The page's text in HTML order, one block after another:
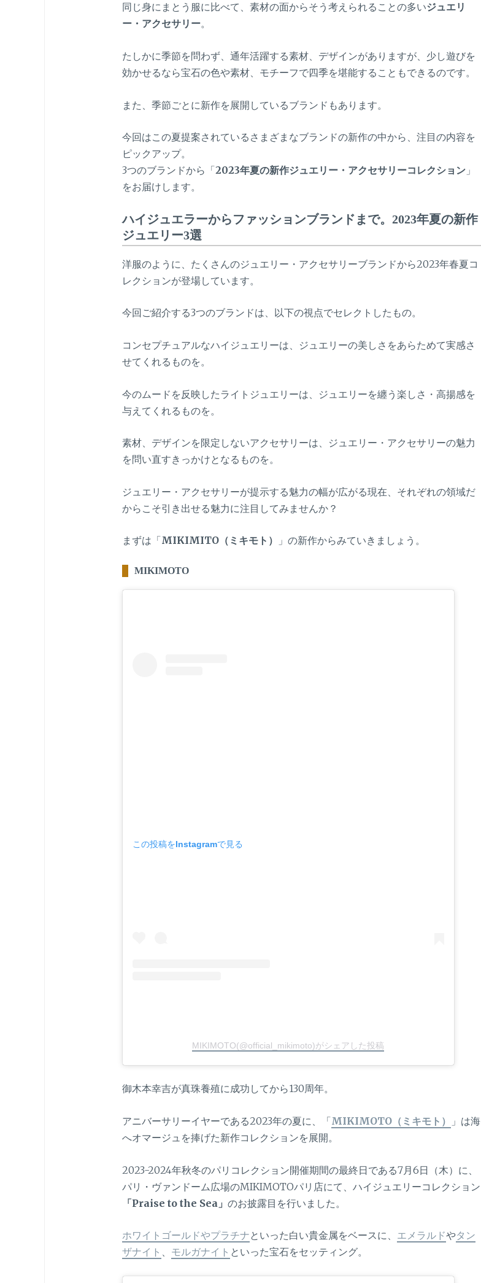
同じ身にまとう服に比べて、素材の面からそう考えられることの多いジュエリ
ー・アクセサリー。
たしかに季節を問わず、通年活躍する素材、デザインがありますが、少し遊びを
効かせるなら宝石の色や素材、モチーフで四季を堪能することもできるのです。
また、季節ごとに新作を展開しているブランドもあります。
今回はこの夏提案されているさまざまなブランドの新作の中から、注目の内容を
ピックアップ。
3つのブランドから「2023年夏の新作ジュエリー・アクセサリーコレクション」
をお届けします。
ハイジュエラーからファッションブランドまで。2023年夏の新作
ジュエリー3選
洋服のように、たくさんのジュエリー・アクセサリーブランドから2023年春夏コ
レクションが登場しています。
今回ご紹介する3つのブランドは、以下の視点でセレクトしたもの。
コンセプチュアルなハイジュエリーは、ジュエリーの美しさをあらためて実感さ
せてくれるものを。
今のムードを反映したライトジュエリーは、ジュエリーを纏う楽しさ・高揚感を
与えてくれるものを。
素材、デザインを限定しないアクセサリーは、ジュエリー・アクセサリーの魅力
を問い直すきっかけとなるものを。
ジュエリー・アクセサリーが提示する魅力の幅が広がる現在、それぞれの領域だ
からこそ引き出せる魅力に注目してみませんか？
まずは「MIKIMITO（ミキモト） 」の新作からみていきましょう。
MIKIMOTO
この投稿をInstagramで見る
MIKIMOTO(@official_mikimoto)がシェアした投稿
御木本幸吉が真珠養殖に成功してから130周年。
アニバーサリーイヤーである2023年の夏に、「MIKIMOTO（ミキモト）
」は海
へオマージュを捧げた新作コレクションを展開。
2023-2024年秋冬のパリコレクション開催期間の最終日である7月6日（木）に、
パリ・ヴァンドーム広場のMIKIMOTOパリ店にて、ハイジュエリーコレクション
「Praise to the Sea」 のお披露目を行いました。
ホワイトゴールドやプラチナといった白い貴金属をベースに、 エメラルドやタン
ザナイト 、 モルガナイト といった宝石をセッティング。